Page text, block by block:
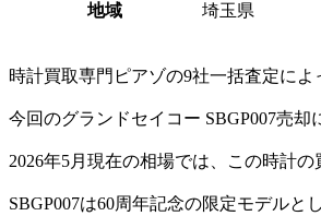
地域
埼玉県
時計買取専門ピアゾの9社一括査定によ
今回のグランドセイコー SBGP007売
2026年5月現在の相場では、この時計
SBGP007は60周年記念の限定モデル